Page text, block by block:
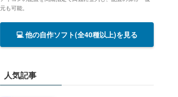
元も可能。
💻 他の自作ソフト(全40種以上)を見る
人気記事